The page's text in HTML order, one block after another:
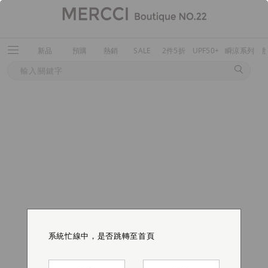
新品 預購 熱銷 SALE 2件5折 UPF50+ 瞬涼系列
系統忙線中，是否跳轉至首頁
系統忙線中，是否跳轉至首頁
系統忙線中，是否跳轉至首頁
系統忙線中，是否跳轉至首頁
系統忙線中，是否跳轉至首頁